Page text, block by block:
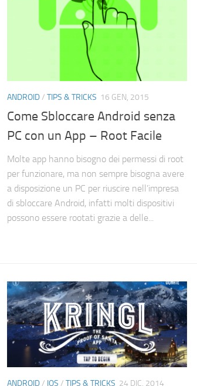
ANDROID/ TIPS & TRICKS 16 GEN, 2015
Come Sbloccare Android senza
PC con un App – Root Facile
Molte app hanno bisogno dei permessi di root
per funzionare, ma non sempre bisogna avere
a disposizione un PC per riuscire nell’impresa
di sbloccare Android, infatti molti dispositivi
possono essere rootati grazie a delle...
ANDROID/ IOS / TIPS & TRICKS 24 DIC, 2014